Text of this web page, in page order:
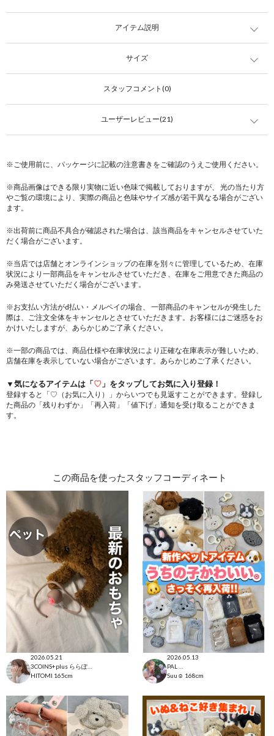
アイテム説明
サイズ
スタッフコメント(0)
ユーザーレビュー(21)
※ご使用前に、パッケージに記載の注意書きをご確認のうえご使用ください。
※商品画像はできる限り実物に近い色味で掲載しておりますが、 光の当たり方
やご覧の環境により、実際の商品と色味やサイズ感が若干異なる場合がござい
ます。
※出荷前に商品不具合が確認された場合は、該当商品をキャンセルさせていた
だく場合がございます。
※当店では店舗とオンラインショップの在庫を別々に管理しているため、在庫
状況により一部商品をキャンセルさせていただき、在庫をご用意できた商品の
み発送させていただく場合がございます。
※お支払い方法がd払い・メルペイの場合、 一部商品のキャンセルが発生した
際は、ご注文全体をキャンセルとさせていただきます。お客様にはご迷惑をお
かけいたしますが、あらかじめご了承ください。
※一部の商品では、商品仕様や在庫状況により正確な在庫表示が難しいため、
店舗在庫を表示していない場合がございます。あらかじめご了承ください。
▼気になるアイテムは「♡ 」をタップしてお気に入り登録！
登録すると「♡（お気に入り）」からいつでも見返すことができます。登録し
た商品の「残りわずか」「再入荷」「値下げ」通知を受け取ることができま
す。
この商品を使ったスタッフコーディネート
2026.05.21
3COINS+plus ららぽーと和泉店
HITOMI 165cm
2026.05.13
Suu☺︎ 168cm